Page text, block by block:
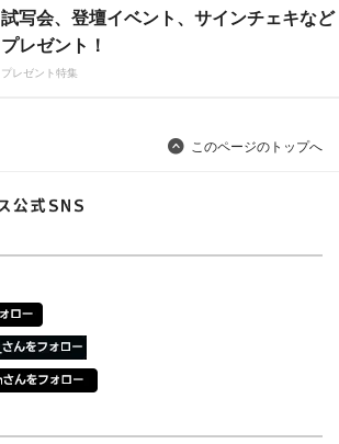
試写会、登壇イベント、サインチェキなど
プレゼント！
プレゼント特集
このページのトップへ